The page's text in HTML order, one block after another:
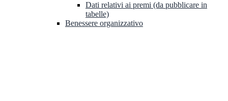
Dati relativi ai premi (da pubblicare in
tabelle)
Benessere organizzativo